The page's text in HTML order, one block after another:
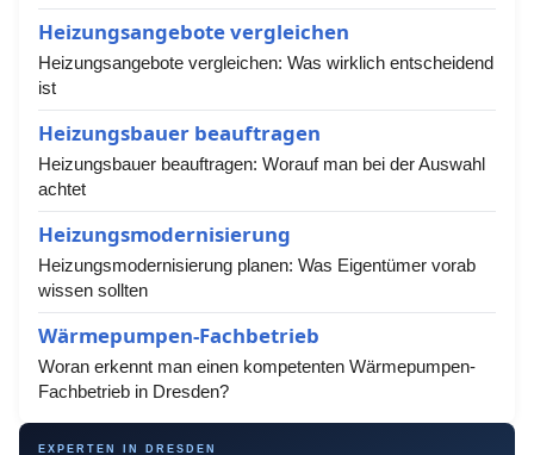
Heizungsangebote vergleichen
Heizungsangebote vergleichen: Was wirklich entscheidend
ist
Heizungsbauer beauftragen
Heizungsbauer beauftragen: Worauf man bei der Auswahl
achtet
Heizungsmodernisierung
Heizungsmodernisierung planen: Was Eigentümer vorab
wissen sollten
Wärmepumpen-Fachbetrieb
Woran erkennt man einen kompetenten Wärmepumpen-
Fachbetrieb in Dresden?
EXPERTEN IN DRESDEN